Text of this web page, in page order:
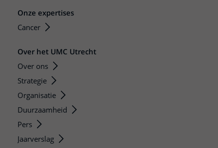
Onze expertises
Cancer
Over het UMC Utrecht
Over ons
Strategie
Organisatie
Duurzaamheid
Pers
Jaarverslag